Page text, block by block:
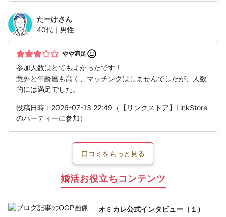
たーけさん
40代｜男性
やや満足
参加人数はとてもよかったです！
意外と年齢層も高く、マッチングはしませんでしたが、人数
的には満足でした。
投稿日時：2026-07-13 22:49（【リンクストア】LinkStore
のパーティーに参加）
口コミをもっと見る
婚活お役立ちコンテンツ
オミカレ公式インタビュー（１）